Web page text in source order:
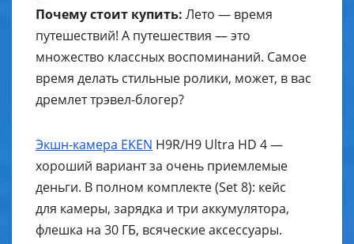
Почему стоит купить: Лето — время
путешествий! А путешествия — это
множество классных воспоминаний. Самое
время делать стильные ролики, может, в вас
дремлет трэвел-блогер?
Экшн-камера EKEN H9R/H9 Ultra HD 4 —
хороший вариант за очень приемлемые
деньги. В полном комплекте (Set 8): кейс
для камеры, зарядка и три аккумулятора,
флешка на 30 ГБ, всяческие аксессуары.